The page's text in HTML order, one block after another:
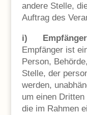
andere Stelle,
Auftrag des
i) Empfänger
Empfänger ist
Person,
Stelle, der
werden,
um einen
die im Rahmen